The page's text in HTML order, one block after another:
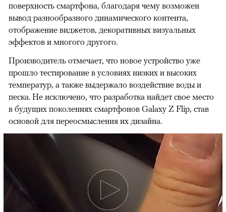
поверхность смартфона, благодаря чему возможен
вывод разнообразного динамического контента,
отображение виджетов, декоративных визуальных
эффектов и многого другого.
Производитель отмечает, что новое устройство уже
прошло тестирование в условиях низких и высоких
температур, а также выдержало воздействие воды и
песка. Не исключено, что разработка найдет свое место
в будущих поколениях смартфонов Galaxy Z Flip, став
основой для переосмысления их дизайна.